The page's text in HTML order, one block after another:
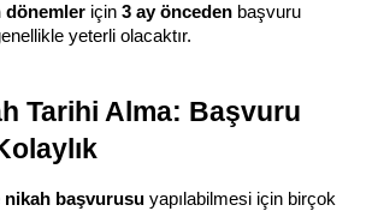
dönemler için 3 ay önceden başvuru
yeterli olacaktır.
Tarihi Alma: Başvuru
nikah başvurusu yapılabilmesi için birçok